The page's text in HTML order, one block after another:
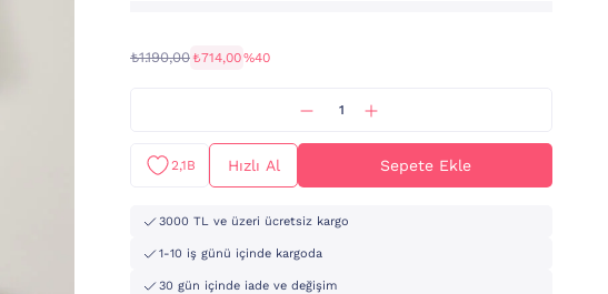
₺1.190,00 ₺714,00%40
2,1B Hızlı Al Sepete Ekle
3000 TL ve üzeri ücretsiz kargo
1-10 iş günü içinde kargoda
30 gün içinde iade ve değişim